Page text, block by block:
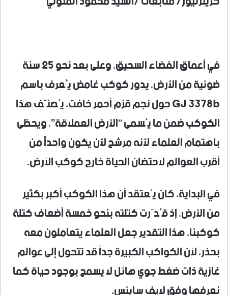
في أعماق الفضاء السحيق، وعلى بعد نحو 25 سنة
ضوئية من الأرض، يدور كوكب غامض يُعرف باسم
GJ 3378b حول نجم قزم أحمر خافت، يُصنَّف هذا
الكوكب ضمن ما يُسمى “الأرض العملاقة”، ويحظى
باهتمام العلماء لأنه مرشح لأن يكون واحداً من
أقرب العوالم لاحتضان الحياة خارج كوكب الأرض.
في البداية، كان يُعتقد أن هذا الكوكب أكبر بكثير
من الأرض، إذ قُدّرت كتلته بنحو خمسة أضعاف كتلة
كوكبنا، هذا التقدير جعل العلماء يتعاملون معه
بحذر، لأن الكواكب الكبيرة جداً قد تتحول إلى عوالم
غازية ذات ضغط جوي هائل لا يسمح بوجود حياة كما